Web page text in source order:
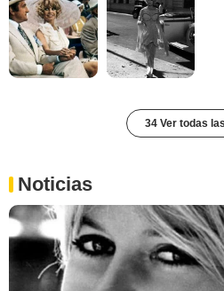
34 Ver todas
Noticias